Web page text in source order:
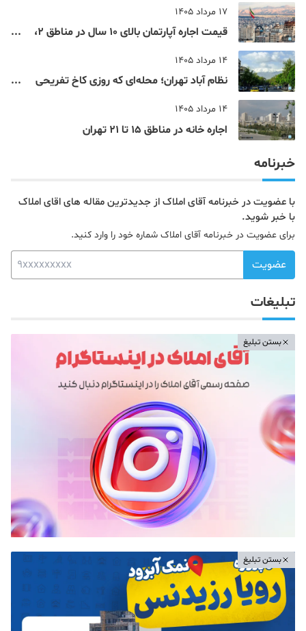
17 مرداد 1405
قیمت اجاره آپارتمان بالای 10 سال در مناطق 2،
14 مرداد 1405
نظام‌ آباد تهران؛ محله‌ای که روزی کاخ تفریحی
14 مرداد 1405
اجاره خانه در مناطق 15 تا 21 تهران
خبرنامه
با عضویت در خبرنامه آقای املاک از جدیدترین مقاله های اقای املاک
با خبر شوید.
برای عضویت در خبرنامه آقای املاک شماره خود را وارد کنید.
عضویت
تبلیغات
بستن تبلیغ
بستن تبلیغ